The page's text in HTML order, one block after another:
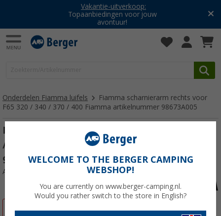
Vakantie-uitverkoop:
Topaanbiedingen voor jouw
avontuur!
Onderdelen Fiamma luifels
Fiamma scharnierarm rechts voor
F65 320 / 340 / 370 / 400 Fiamma artikelnummer 98673A005
Fiamma scharnierarm rechts voor F65 320
/ 340 / 370 / 400 Fiamma artikelnummer
98673A005
Artikelnr: 305537
-26%
WELCOME TO THE BERGER CAMPING
WEBSHOP!
You are currently on www.berger-camping.nl.
Would you rather switch to the store in English?